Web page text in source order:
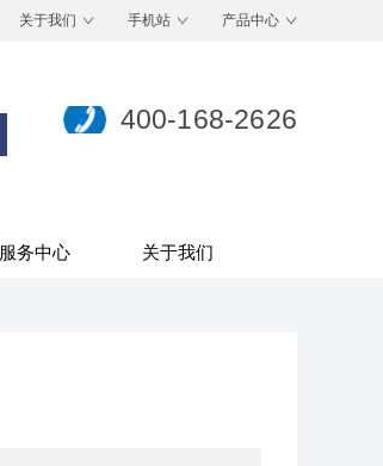
关于我们 手机站 产品中心
400-168-2626
服务中心 关于我们